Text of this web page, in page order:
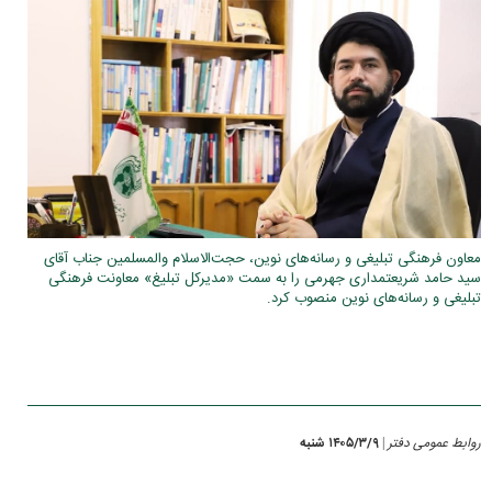
معاون فرهنگی تبلیغی و رسانه‌های نوین، حجت‌الاسلام والمسلمین جناب آقای
سید حامد شریعتمداری جهرمی را به سمت «مدیرکل تبلیغ» معاونت فرهنگی
تبلیغی و رسانه‌های نوین منصوب کرد.
روابط عمومی دفتر ۱۴۰۵/۳/۹ شنبه